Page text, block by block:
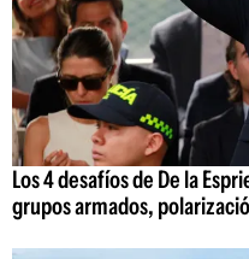
Los 4 desafíos de De la
grupos armados,